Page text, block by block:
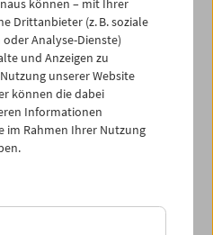
Drittanbieter (z. B. soziale
Analyse-Dienste)
und Anzeigen zu
unserer Website
können die dabei
Informationen
im Rahmen Ihrer Nutzung